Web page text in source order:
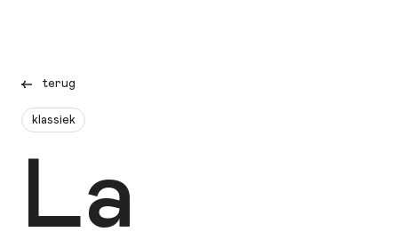
terug
klassiek
La